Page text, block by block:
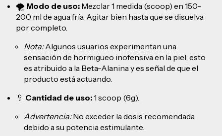
🌪️ Modo de uso: Mezclar 1 medida (scoop) en 150-
200 ml de agua fría. Agitar bien hasta que se disuelva
por completo.
Nota:Algunos usuarios experimentan una
sensación de hormigueo inofensiva en la piel; esto
es atribuido a la Beta-Alanina y es señal de que el
producto está actuando.
🥄 Cantidad de uso:1 scoop (6g).
Advertencia:No exceder la dosis recomendada
debido a su potencia estimulante.